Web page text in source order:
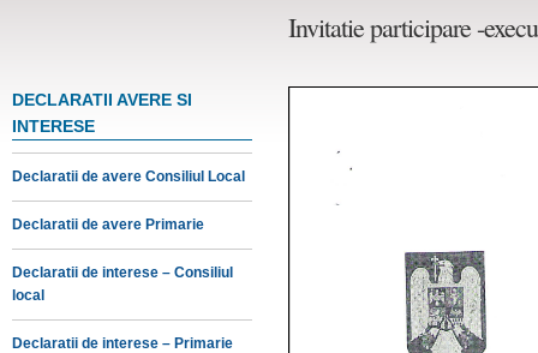
Invitatie participare -
DECLARATII AVERE SI
INTERESE
Declaratii de avere Consiliul Local
Declaratii de avere Primarie
Declaratii de interese – Consiliul
local
Declaratii de interese – Primarie